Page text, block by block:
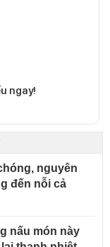
ngay!
nguyên
đến nỗi cả
nấu món này